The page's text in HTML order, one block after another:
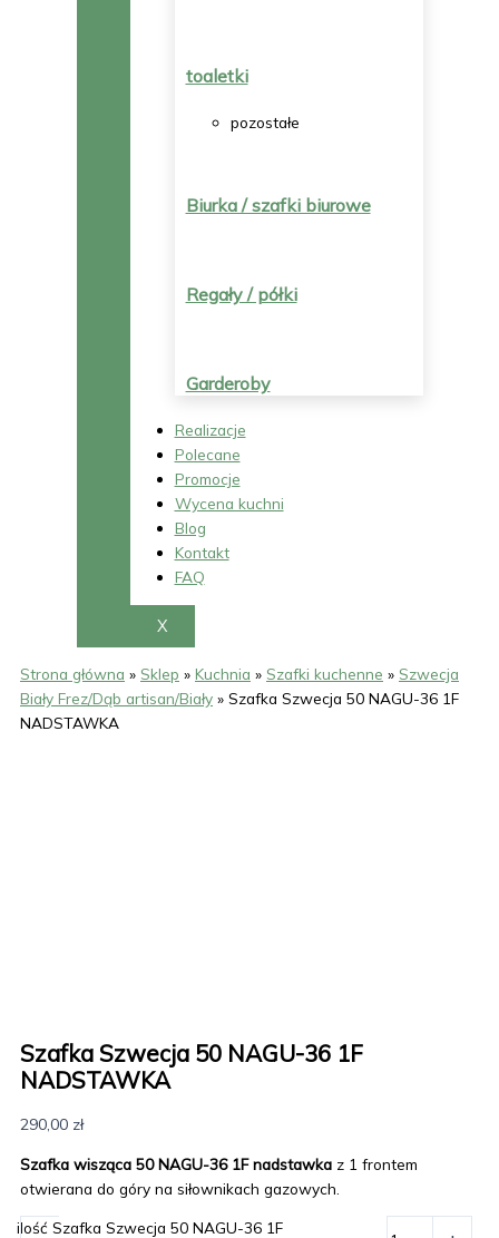
toaletki
pozostałe
Biurka / szafki biurowe
Regały / półki
Garderoby
Realizacje
Polecane
Promocje
Wycena kuchni
Blog
Kontakt
FAQ
X
Strona główna » Sklep » Kuchnia » Szafki kuchenne » Szwecja
Biały Frez/Dąb artisan/Biały » Szafka Szwecja 50 NAGU-36 1F
NADSTAWKA
Szafka Szwecja 50 NAGU-36 1F
NADSTAWKA
290,00 zł
Szafka wisząca 50 NAGU-36 1F nadstawka z 1 frontem
otwierana do góry na siłownikach gazowych.
ilość Szafka Szwecja 50 NAGU-36 1F